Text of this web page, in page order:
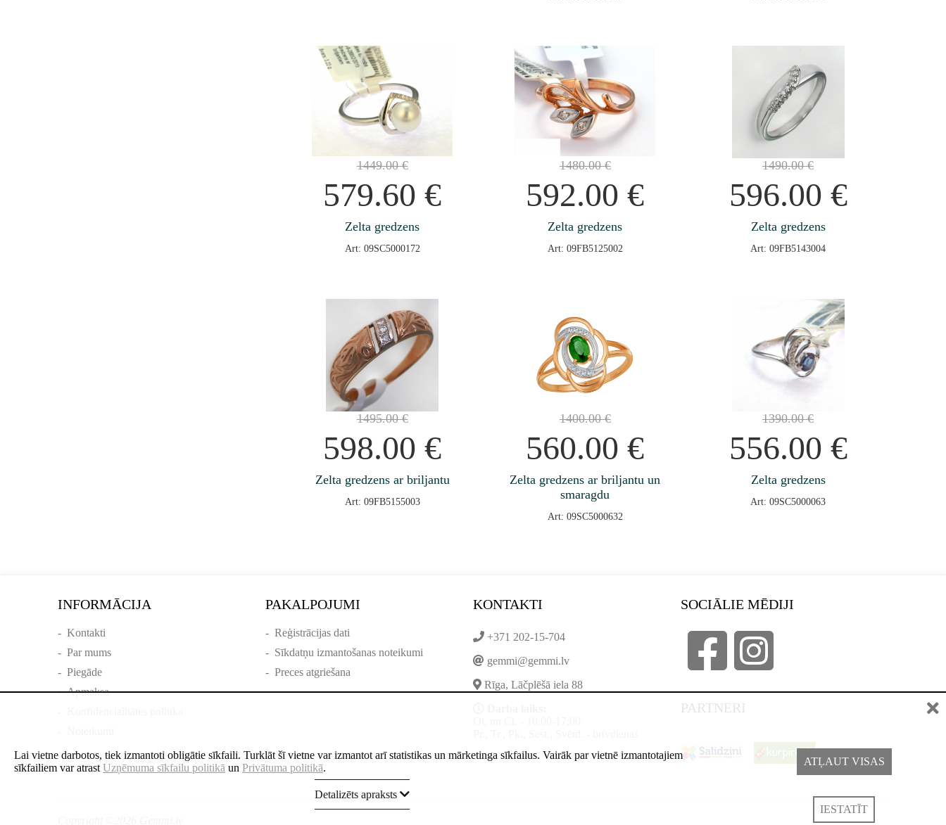
1449.00€
579.60€
Zelta gredzens
Art: 09SC5000172
1480.00€
592.00€
Zelta gredzens
Art: 09FB5125002
1490.00€
596.00 €
Zelta gredzens
Art: 09FB5143004
1495.00€
598.00€
Zelta gredzens ar briljantu
Art: 09FB5155003
1400.00€
560.00€
Zelta gredzens ar briljantu un
smaragdu
Art: 09SC5000632
1390.00€
556.00 €
Zelta gredzens
Art: 09SC5000063
INFORMĀCIJA
- Kontakti
- Par mums
- Piegāde
-Apmaksa
PAKALPOJUMI
- Reģistrācijas dati
- Sīkdatņu izmantošanas noteikumi
- Preces atgriešana
KONTAKTI
+371 202-15-704
gemmi@gemmi.lv
Rīga, Lāčplēšā iela 88
SOCIĀLIE MĒDIJI
PARTNERI
Lai vietne darbotos, tiek izmantoti obligātie sīkfaili. Turklāt šī vietne var izmantot arī statistikas un mārketinga sīkfailus. Vairāk par vietnē izmantotajiem
sīkfailiem var atrast Uzņēmuma sīkfailu politikā un Privātuma politikā.
Detalizēts apraksts
ATĻAUT VISAS
IESTATĪT